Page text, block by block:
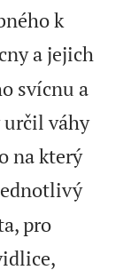
k
a jejich
svícnu a
určil váhy
na který
pro